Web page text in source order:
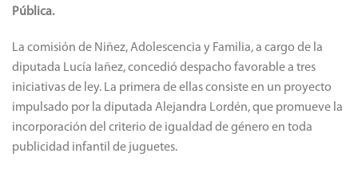
Pública.
La comisión de Niñez, Adolescencia y Familia, a cargo de la
diputada Lucía Iañez, concedió despacho favorable a tres
iniciativas de ley. La primera de ellas consiste en un proyecto
impulsado por la diputada Alejandra Lordén, que promueve la
incorporación del criterio de igualdad de género en toda
publicidad infantil de juguetes.